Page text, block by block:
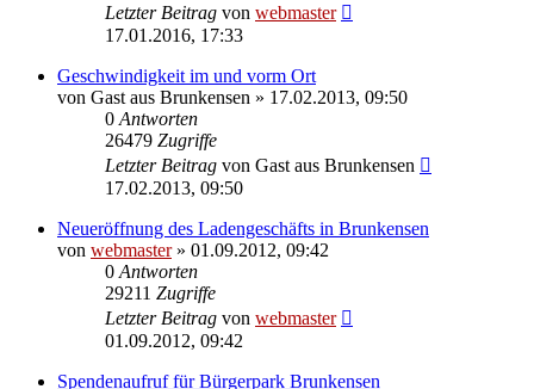
Letzter Beitrag von webmaster
17.01.2016, 17:33
Geschwindigkeit im und vorm Ort
von Gast aus Brunkensen » 17.02.2013, 09:50
0 Antworten
26479 Zugriffe
Letzter Beitrag von Gast aus Brunkensen
17.02.2013, 09:50
Neueröffnung des Ladengeschäfts in Brunkensen
von webmaster» 01.09.2012, 09:42
0 Antworten
29211 Zugriffe
Letzter Beitrag von webmaster
01.09.2012, 09:42
Spendenaufruf für Bürgerpark Brunkensen